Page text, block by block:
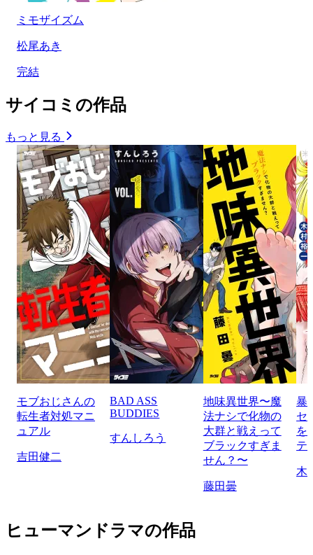
ミモザイズム
松尾あき
完結
サイコミの作品
もっと見る
モブおじさんの
転生者対処マニ
ュアル
吉田健二
BAD ASS
BUDDIES
すんしろう
地味異世界〜魔
法ナシで化物の
大群と戦えって
ブラックすぎま
せん？〜
藤田曇
暴
セ
を
テ
木
ヒューマンドラマの作品